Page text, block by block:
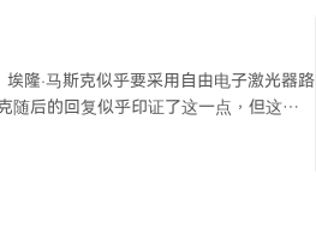
异。 至少两家运营商公开
称其公司Lightning节点资金被清
。这些事件均涉及比特币相关软件，而
隆·马斯克似乎要采用自由电子激光器路
随后的回复似乎印证了这一点，但这仍
理论上，其性能远超当前EUV光刻所